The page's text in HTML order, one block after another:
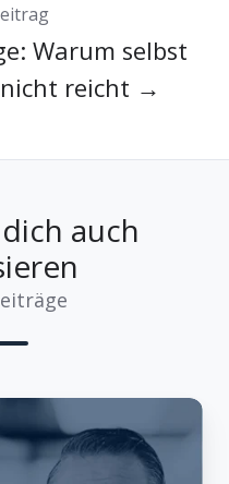
Warum selbst
reicht →
auch